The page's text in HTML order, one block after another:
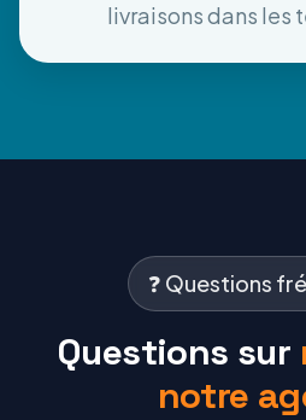
livraisons dans les
❓ Questions
Questions sur
notre